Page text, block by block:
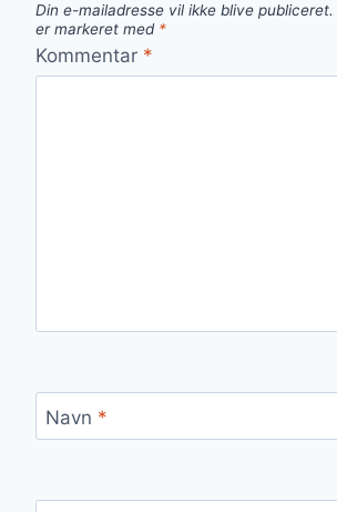
Din e-mailadresse vil ikke blive publiceret.
er markeret med *
Kommentar *
Navn *